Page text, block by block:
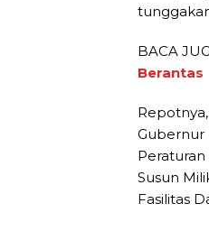
BACA
Berantas
Gubernur
Susun
Fasilitas